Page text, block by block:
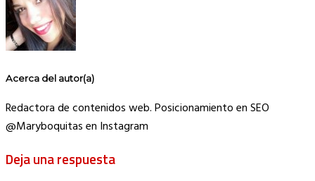
Acerca del autor(a)
Redactora de contenidos web. Posicionamiento en SEO
@Maryboquitas en Instagram
Deja una respuesta